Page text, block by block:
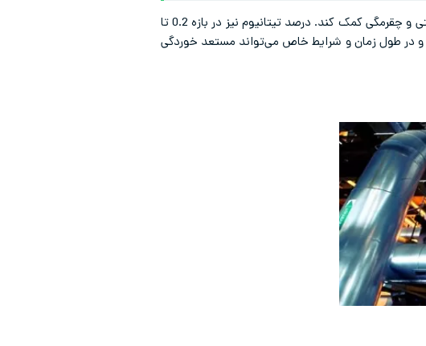
تیتانیوم نیز عنصری است که می‌تواند میزان اکسیژن و نیتروژن در فولاد را کاهش دهد و به افزایش سختی و چقرمگی کمک کند. درصد تیتانیوم نیز در بازه 0.2 تا
برابر محیط‌های خورنده 100 درصد نفوذ ناپذیر نیست و در طول زمان و شرایط خاص می‌تواند مستعد خوردگی